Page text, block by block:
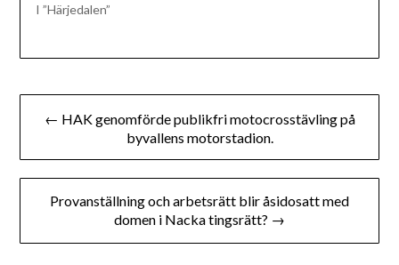
I ”Härjedalen”
Inläggsnavigering
← HAK genomförde publikfri motocrosstävling på
byvallens motorstadion.
Provanställning och arbetsrätt blir åsidosatt med
domen i Nacka tingsrätt? →